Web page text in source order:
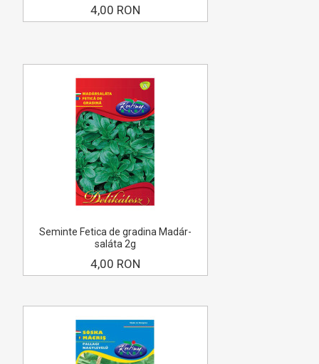
4,00 RON
Seminte Fetica de gradina Madár-
saláta 2g
4,00 RON